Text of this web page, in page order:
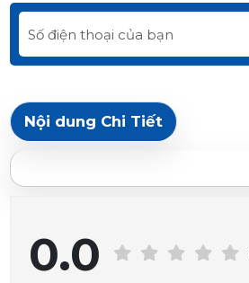
Nội dung Chi Tiết
0.0